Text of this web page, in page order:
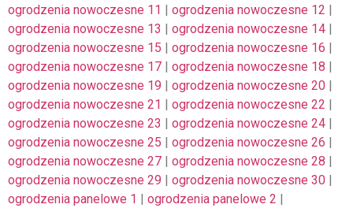
ogrodzenia nowoczesne 11 | ogrodzenia nowoczesne 12 |
ogrodzenia nowoczesne 13 | ogrodzenia nowoczesne 14 |
ogrodzenia nowoczesne 15 | ogrodzenia nowoczesne 16 |
ogrodzenia nowoczesne 17 | ogrodzenia nowoczesne 18 |
ogrodzenia nowoczesne 19 | ogrodzenia nowoczesne 20 |
ogrodzenia nowoczesne 21 | ogrodzenia nowoczesne 22 |
ogrodzenia nowoczesne 23 | ogrodzenia nowoczesne 24 |
ogrodzenia nowoczesne 25 | ogrodzenia nowoczesne 26 |
ogrodzenia nowoczesne 27 | ogrodzenia nowoczesne 28 |
ogrodzenia nowoczesne 29 | ogrodzenia nowoczesne 30 |
ogrodzenia panelowe 1 | ogrodzenia panelowe 2 |